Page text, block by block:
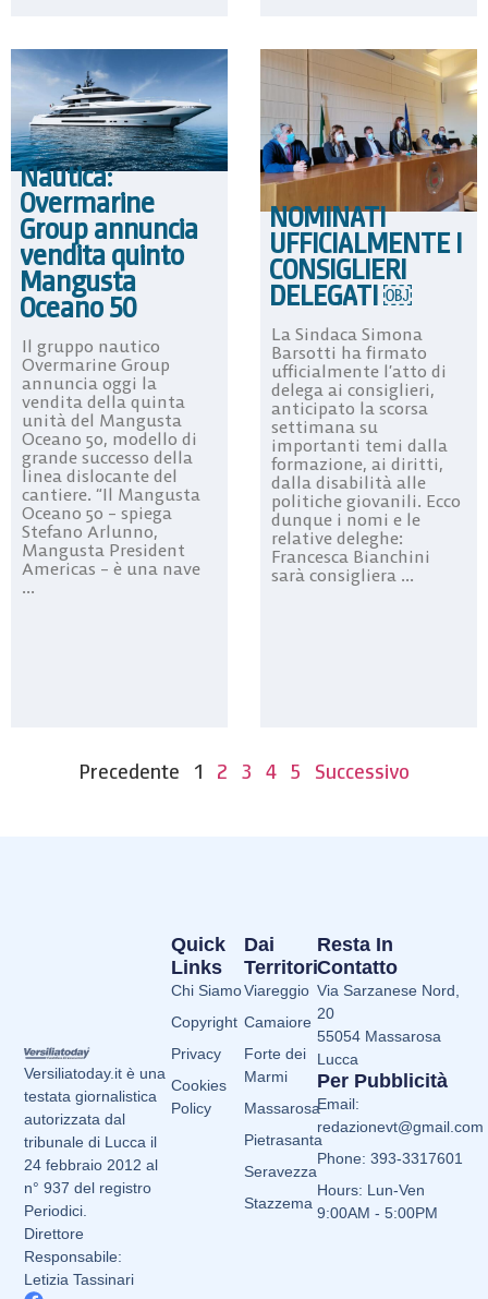
Nautica:
Overmarine
Group annuncia
vendita quinto
Mangusta
Oceano 50
Il gruppo nautico
Overmarine Group
annuncia oggi la
vendita della quinta
unità del Mangusta
Oceano 50, modello di
grande successo della
linea dislocante del
cantiere. “Il Mangusta
Oceano 50 – spiega
Stefano Arlunno,
Mangusta President
Americas – è una nave
...
NOMINATI
UFFICIALMENTE I
CONSIGLIERI
DELEGATI ￼
La Sindaca Simona
Barsotti ha firmato
ufficialmente l’atto di
delega ai consiglieri,
anticipato la scorsa
settimana su
importanti temi dalla
formazione, ai diritti,
dalla disabilità alle
politiche giovanili. Ecco
dunque i nomi e le
relative deleghe:
Francesca Bianchini
sarà consigliera ...
Precedente 1 2 3 4 5 Successivo
Versiliatoday.it è una
testata giornalistica
autorizzata dal
tribunale di Lucca il
24 febbraio 2012 al
n° 937 del registro
Periodici.
Direttore
Responsabile:
Letizia Tassinari
Dai
Territori
Viareggio
Camaiore
Forte dei
Marmi
Massarosa
Pietrasanta
Seravezza
Stazzema
Quick
Links
Chi Siamo
Copyright
Privacy
Cookies
Policy
Resta In
Contatto
Via Sarzanese Nord,
20
55054 Massarosa
Lucca
Per Pubblicità
Email:
redazionevt@gmail.com
Phone: 393-3317601
Hours: Lun-Ven
9:00AM - 5:00PM